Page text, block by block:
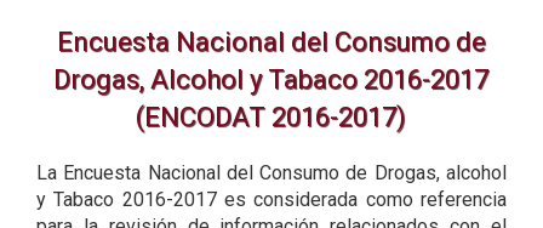
Encuesta Nacional del Consumo de
Drogas, Alcohol y Tabaco 2016-2017
(ENCODAT 2016-2017)
La Encuesta Nacional del Consumo de Drogas, alcohol
y Tabaco 2016-2017 es considerada como referencia